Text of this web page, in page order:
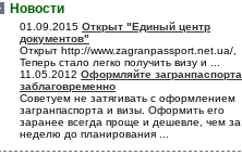
Новости
01.09.2015 Открыт "Единый центр
документов"
Открыт http://www.zagranpassport.net.ua/,
Теперь стало легко получить визу и ...
11.05.2012 Оформляйте загранпаспорта
заблаговременно
Советуем не затягивать с оформлением
загранпаспорта и визы. Оформить его
заранее всегда проще и дешевле, чем за
неделю до планирования ...